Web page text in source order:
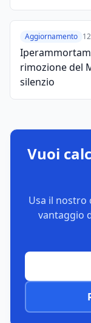
Aggiornamento
rimozione del
silenzio
Vuoi
Usa il
vantaggio